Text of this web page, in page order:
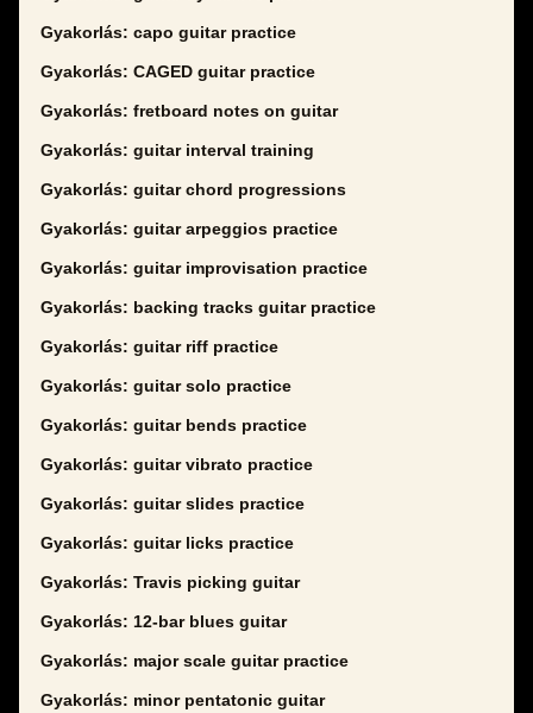
Gyakorlás: capo guitar practice
Gyakorlás: CAGED guitar practice
Gyakorlás: fretboard notes on guitar
Gyakorlás: guitar interval training
Gyakorlás: guitar chord progressions
Gyakorlás: guitar arpeggios practice
Gyakorlás: guitar improvisation practice
Gyakorlás: backing tracks guitar practice
Gyakorlás: guitar riff practice
Gyakorlás: guitar solo practice
Gyakorlás: guitar bends practice
Gyakorlás: guitar vibrato practice
Gyakorlás: guitar slides practice
Gyakorlás: guitar licks practice
Gyakorlás: Travis picking guitar
Gyakorlás: 12-bar blues guitar
Gyakorlás: major scale guitar practice
Gyakorlás: minor pentatonic guitar